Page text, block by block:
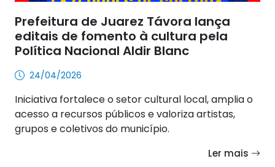
Prefeitura de Juarez Távora lança
editais de fomento à cultura pela
Política Nacional Aldir Blanc
24/04/2026
Iniciativa fortalece o setor cultural local, amplia o
acesso a recursos públicos e valoriza artistas,
grupos e coletivos do município.
Ler mais